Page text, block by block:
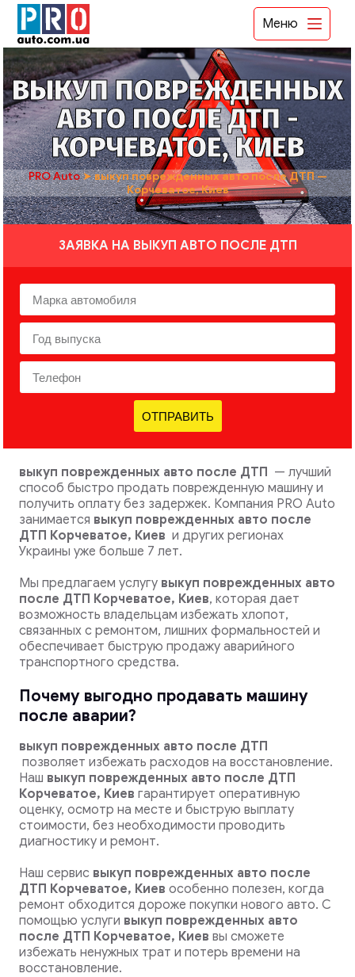
Меню
ВЫКУП ПОВРЕЖДЕННЫХ
АВТО ПОСЛЕ ДТП -
КОРЧЕВАТОЕ, КИЕВ
PRO Auto➤выкуп поврежденных авто после ДТП —
Корчеватое, Киев
ЗАЯВКА НА ВЫКУП АВТО ПОСЛЕ ДТП
ОТПРАВИТЬ
выкуп поврежденных авто после ДТП — лучший
способ быстро продать поврежденную машину и
получить оплату без задержек. Компания PRO Auto
занимается выкуп поврежденных авто после
ДТП Корчеватое, Киев и других регионах
Украины уже больше 7 лет.
Мы предлагаем услугу выкуп поврежденных авто
после ДТП Корчеватое, Киев, которая дает
возможность владельцам избежать хлопот,
связанных с ремонтом, лишних формальностей и
обеспечивает быструю продажу аварийного
транспортного средства.
Почему выгодно продавать машину
после аварии?
выкуп поврежденных авто после ДТП
позволяет избежать расходов на восстановление.
Наш выкуп поврежденных авто после ДТП
Корчеватое, Киев гарантирует оперативную
оценку, осмотр на месте и быструю выплату
стоимости, без необходимости проводить
диагностику и ремонт.
Наш сервис выкуп поврежденных авто после
ДТП Корчеватое, Киев особенно полезен, когда
ремонт обходится дороже покупки нового авто. С
помощью услуги выкуп поврежденных авто
после ДТП Корчеватое, Киев вы сможете
избежать ненужных трат и потерь времени на
восстановление.